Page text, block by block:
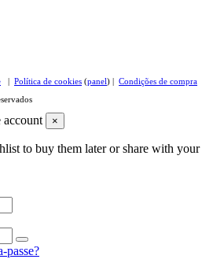
| Política de cookies (panel) | Condições de compra
account ×
to buy them later or share with your
passe?